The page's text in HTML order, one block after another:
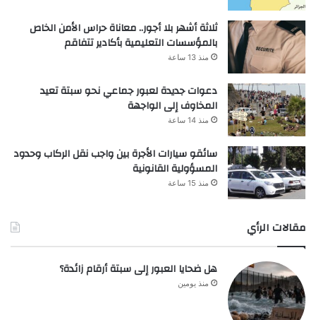
ثلاثة أشهر بلا أجور.. معاناة حراس الأمن الخاص
بالمؤسسات التعليمية بأكادير تتفاقم
منذ 13 ساعة
دعوات جديدة لعبور جماعي نحو سبتة تعيد
المخاوف إلى الواجهة
منذ 14 ساعة
سائقو سيارات الأجرة بين واجب نقل الركاب وحدود
المسؤولية القانونية
منذ 15 ساعة
مقالات الرأي
هل ضحايا العبور إلى سبتة أرقام زائدة؟
منذ يومين